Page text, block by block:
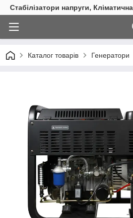
Стабілізатори напруги,
Каталог товарів Генератори